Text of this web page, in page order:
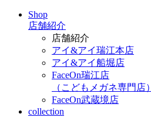
Shop
店舗紹介
店舗紹介
アイ&アイ瑞江本店
アイ&アイ船堀店
FaceOn瑞江店
（こどもメガネ専門店）
FaceOn武蔵境店
collection